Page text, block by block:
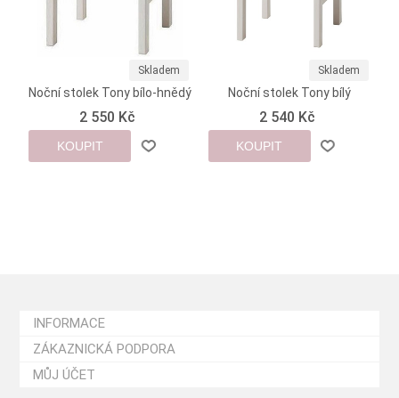
Skladem
Noční stolek Tony bílo-hnědý
2 550 Kč
KOUPIT
Skladem
Noční stolek Tony bílý
2 540 Kč
KOUPIT
INFORMACE
ZÁKAZNICKÁ PODPORA
MŮJ ÚČET